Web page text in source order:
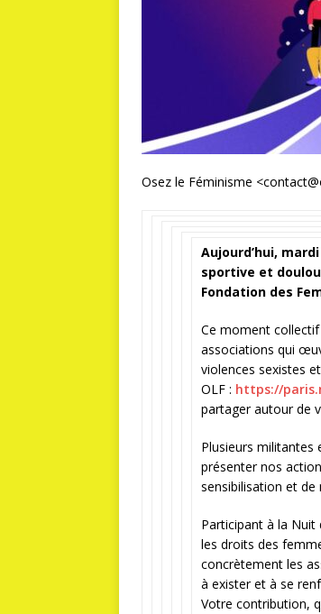
Osez le Féminisme <
Aujourd’hui,
sportive et
Fondation des
Ce moment
associations qui
violences sexistes
OLF : https://
partager autour de
Plusieurs militantes
présenter nos
sensibilisation et
Participant à la Nuit
les droits des
concrètement les
à exister et à se
Votre contribution,